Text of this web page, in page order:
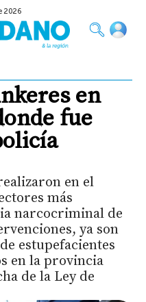
2026
en
fue
en el
más
narcocriminal de
ya son
estupefacientes
en la provincia
de la Ley de